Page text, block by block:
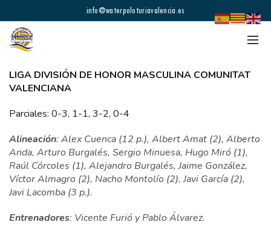
info@waterpoloturiavalencia.es
LIGA DIVISIÓN DE HONOR MASCULINA COMUNITAT
VALENCIANA
Parciales: 0-3, 1-1, 3-2, 0-4
Alineación: Alex Cuenca (12 p.), Albert Amat (2), Alberto
Anda, Arturo Burgalés, Sergio Minuesa, Hugo Miró (1),
Raúl Córcoles (1), Alejandro Burgalés, Jaime González,
Víctor Almagro (2), Nacho Montolío (2), Javi García (2),
Javi Lacomba (3 p.).
Entrenadores: Vicente Furió y Pablo Álvarez.